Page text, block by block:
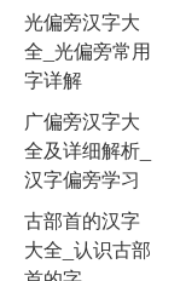
光偏旁汉字大
全_光偏旁常用
字详解
广偏旁汉字大
全及详细解析_
汉字偏旁学习
古部首的汉字
大全_认识古部